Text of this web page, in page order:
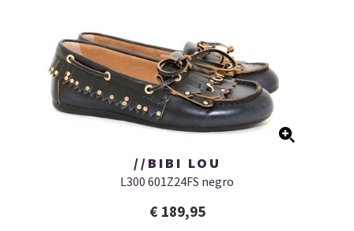
//BIBI LOU
L300 601Z24FS negro
€ 189,95